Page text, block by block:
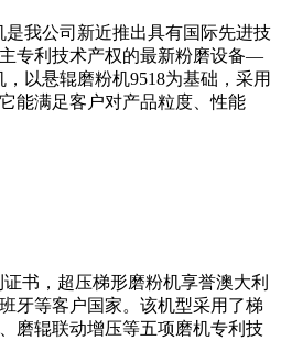
我公司新近推出具有国际先进技
专利技术产权的最新粉磨设备—
以悬辊磨粉机9518为基础，采用
能满足客户对产品粒度、性能
书，超压梯形磨粉机享誉澳大利
牙等客户国家。该机型采用了梯
磨辊联动增压等五项磨机专利技